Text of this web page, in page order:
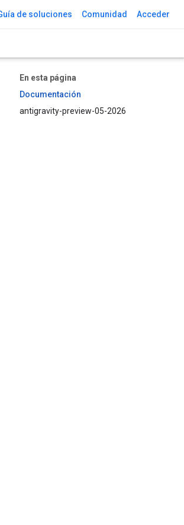
de soluciones Comunidad Acceder
En esta página
Documentación
antigravity-preview-05-2026